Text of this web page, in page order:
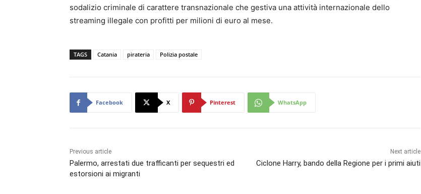
sodalizio criminale di carattere transnazionale che gestiva una attività internazionale dello
streaming illegale con profitti per milioni di euro al mese.
TAGS Catania pirateria Polizia postale
Facebook X Pinterest WhatsApp
Previous article
Palermo, arrestati due trafficanti per sequestri ed
estorsioni ai migranti
Next article
Ciclone Harry, bando della Regione per i primi aiuti